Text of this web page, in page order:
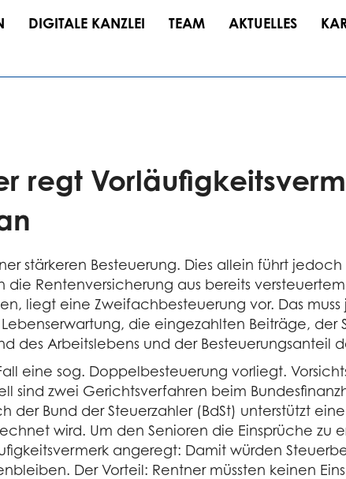
DIGITALE KANZLEI TEAM AKTUELLES
regt
stärkeren Besteuerung. Dies allein führt
Rentenversicherung aus bereits
liegt eine Zweifachbesteuerung vor. Das
die eingezahlten Beiträge,
des Arbeitslebens und der Besteuerungsanteil
eine sog. Doppelbesteuerung vorliegt.
sind zwei Gerichtsverfahren beim
der Bund der Steuerzahler (BdSt) unterstützt
wird. Um den Senioren die Einsprüche zu
angeregt: Damit würden
Der Vorteil: Rentner müssten keinen